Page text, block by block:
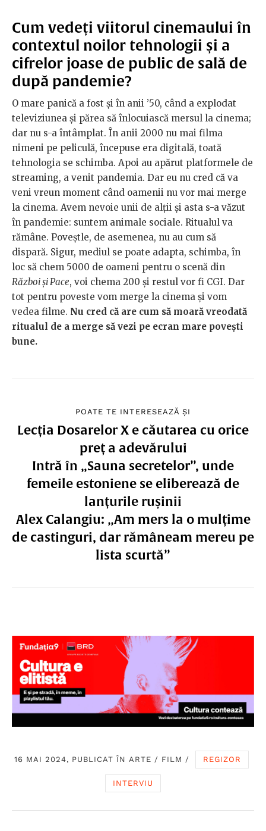
Cum vedeți viitorul cinemaului în
contextul noilor tehnologii și a
cifrelor joase de public de sală de
după pandemie?
O mare panică a fost și în anii ’50, când a explodat
televiziunea și părea să înlocuiască mersul la cinema;
dar nu s-a întâmplat. În anii 2000 nu mai filma
nimeni pe peliculă, începuse era digitală, toată
tehnologia se schimba. Apoi au apărut platformele de
streaming, a venit pandemia. Dar eu nu cred că va
veni vreun moment când oamenii nu vor mai merge
la cinema. Avem nevoie unii de alții și asta s-a văzut
în pandemie: suntem animale sociale. Ritualul va
rămâne. Poveștle, de asemenea, nu au cum să
dispară. Sigur, mediul se poate adapta, schimba, în
loc să chem 5000 de oameni pentru o scenă din
Război și Pace, voi chema 200 și restul vor fi CGI. Dar
tot pentru poveste vom merge la cinema și vom
vedea filme. Nu cred că are cum să moară vreodată
ritualul de a merge să vezi pe ecran mare povești
bune.
POATE TE INTERESEAZĂ ȘI
Lecția Dosarelor X e căutarea cu orice
preț a adevărului
Intră în „Sauna secretelor”, unde
femeile estoniene se eliberează de
lanțurile rușinii
Alex Calangiu: „Am mers la o mulțime
de castinguri, dar rămâneam mereu pe
lista scurtă”
16 MAI 2024, PUBLICAT ÎN ARTE / FILM / REGIZOR
INTERVIU